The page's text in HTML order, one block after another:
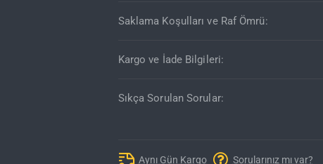
Saklama Koşulları ve Raf Ömrü:
Kargo ve İade Bilgileri:
Sıkça Sorulan Sorular:
Aynı Gün Kargo Sorularınız mı var?